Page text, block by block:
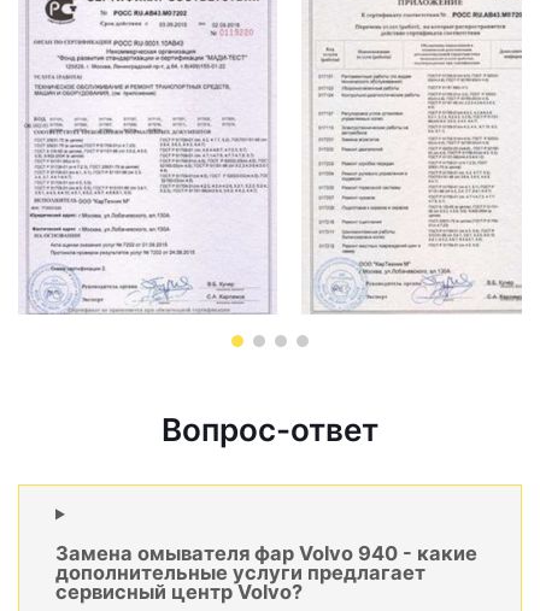
Вопрос-ответ
Замена омывателя фар Volvo 940 - какие
дополнительные услуги предлагает
сервисный центр Volvo?